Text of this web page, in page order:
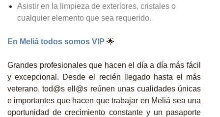
Asistir en la limpieza de exteriores, cristales o
cualquier elemento que sea requerido.
En Meliá todos somos VIP 🌟
Grandes profesionales que hacen el día a día más fácil
y excepcional. Desde el recién llegado hasta el más
veterano, tod@s ell@s reúnen unas cualidades únicas
e importantes que hacen que trabajar en Meliá sea una
oportunidad de crecimiento constante y un pasaporte